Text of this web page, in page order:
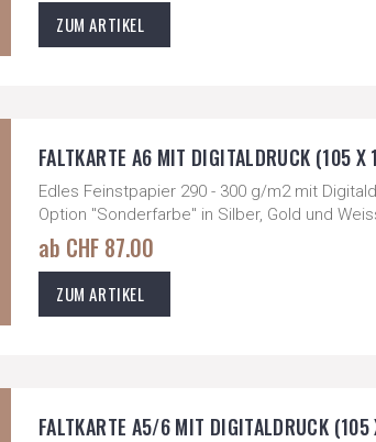
ZUM ARTIKEL
FALTKARTE A6 MIT DIGITALDRUCK (105
Edles Feinstpapier 290 - 300 g/m2 mit
Option "Sonderfarbe" in Silber, Gold und
ab CHF 87.00
ZUM ARTIKEL
FALTKARTE A5/6 MIT DIGITALDRUCK